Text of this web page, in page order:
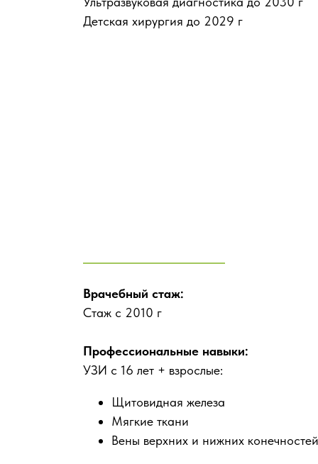
Детская хирургия до 2029 г
Врачебный стаж:
Стаж с 2010 г
Профессиональные навыки:
УЗИ с 16 лет + взрослые:
Щитовидная железа
Мягкие ткани
Вены верхних и нижних конечностей